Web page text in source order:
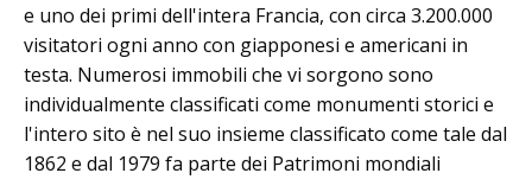
e uno dei primi dell'intera Francia, con circa 3.200.000
visitatori ogni anno con giapponesi e americani in
testa. Numerosi immobili che vi sorgono sono
individualmente classificati come monumenti storici e
l'intero sito è nel suo insieme classificato come tale dal
1862 e dal 1979 fa parte dei Patrimoni mondiali